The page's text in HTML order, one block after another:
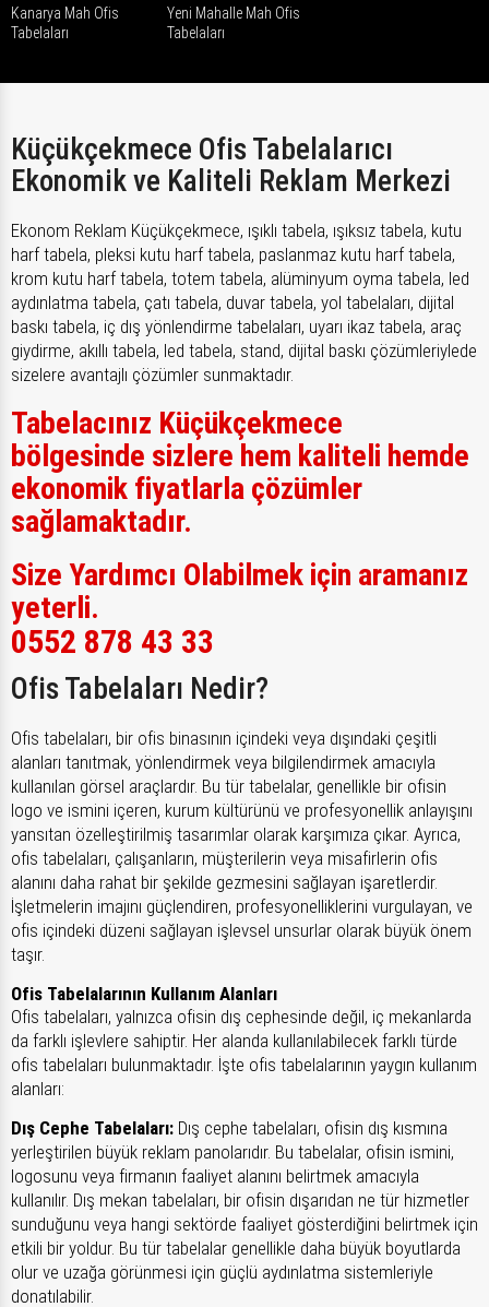
Kanarya Mah Ofis
Tabelaları
Yeni Mahalle Mah Ofis
Tabelaları
Küçükçekmece Ofis Tabelalarıcı
Ekonomik ve Kaliteli Reklam Merkezi
Ekonom Reklam Küçükçekmece, ışıklı tabela, ışıksız tabela, kutu
harf tabela, pleksi kutu harf tabela, paslanmaz kutu harf tabela,
krom kutu harf tabela, totem tabela, alüminyum oyma tabela, led
aydınlatma tabela, çatı tabela, duvar tabela, yol tabelaları, dijital
baskı tabela, iç dış yönlendirme tabelaları, uyarı ikaz tabela, araç
giydirme, akıllı tabela, led tabela, stand, dijital baskı çözümleriylede
sizelere avantajlı çözümler sunmaktadır.
Tabelacınız Küçükçekmece
bölgesinde sizlere hem kaliteli hemde
ekonomik fiyatlarla çözümler
sağlamaktadır.
Size Yardımcı Olabilmek için aramanız
yeterli.
0552 878 43 33
Ofis Tabelaları Nedir?
Ofis tabelaları, bir ofis binasının içindeki veya dışındaki çeşitli
alanları tanıtmak, yönlendirmek veya bilgilendirmek amacıyla
kullanılan görsel araçlardır. Bu tür tabelalar, genellikle bir ofisin
logo ve ismini içeren, kurum kültürünü ve profesyonellik anlayışını
yansıtan özelleştirilmiş tasarımlar olarak karşımıza çıkar. Ayrıca,
ofis tabelaları, çalışanların, müşterilerin veya misafirlerin ofis
alanını daha rahat bir şekilde gezmesini sağlayan işaretlerdir.
İşletmelerin imajını güçlendiren, profesyonelliklerini vurgulayan, ve
ofis içindeki düzeni sağlayan işlevsel unsurlar olarak büyük önem
taşır.
Ofis Tabelalarının Kullanım Alanları
Ofis tabelaları, yalnızca ofisin dış cephesinde değil, iç mekanlarda
da farklı işlevlere sahiptir. Her alanda kullanılabilecek farklı türde
ofis tabelaları bulunmaktadır. İşte ofis tabelalarının yaygın kullanım
alanları:
Dış Cephe Tabelaları: Dış cephe tabelaları, ofisin dış kısmına
yerleştirilen büyük reklam panolarıdır. Bu tabelalar, ofisin ismini,
logosunu veya firmanın faaliyet alanını belirtmek amacıyla
kullanılır. Dış mekan tabelaları, bir ofisin dışarıdan ne tür hizmetler
sunduğunu veya hangi sektörde faaliyet gösterdiğini belirtmek için
etkili bir yoldur. Bu tür tabelalar genellikle daha büyük boyutlarda
olur ve uzağa görünmesi için güçlü aydınlatma sistemleriyle
donatılabilir.